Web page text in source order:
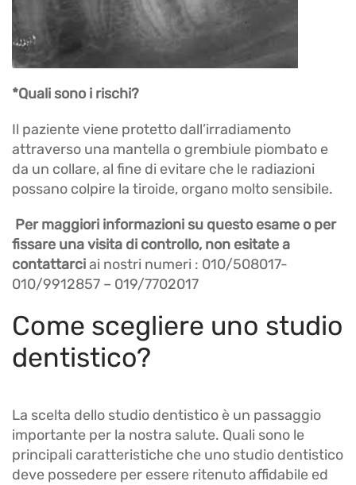
*Quali sono i rischi?
Il paziente viene protetto dall’irradiamento
attraverso una mantella o grembiule piombato e
da un collare, al fine di evitare che le radiazioni
possano colpire la tiroide, organo molto sensibile.
Per maggiori informazioni su questo esame o per
fissare una visita di controllo, non esitate a
contattarciai nostri numeri : 010/508017-
010/9912857 – 019/7702017
Come scegliere uno studio
dentistico?
La scelta dello studio dentistico è un passaggio
importante per la nostra salute. Quali sono le
principali caratteristiche che uno studio dentistico
deve possedere per essere ritenuto affidabile ed